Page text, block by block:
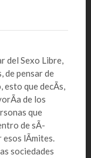
del Sexo Libre,
de pensar de
esto que decÃ­s,
de los
que
de sÃ­
esos lÃ­mites.
sociedades